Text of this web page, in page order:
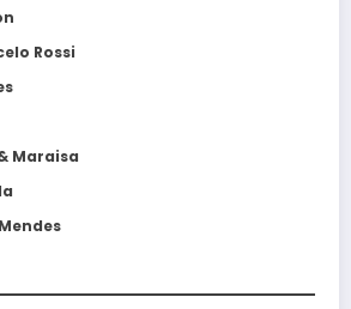
Rossi
Maraisa